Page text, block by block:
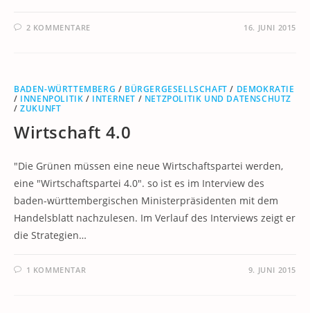
2 KOMMENTARE 16. JUNI 2015
BADEN-WÜRTTEMBERG / BÜRGERGESELLSCHAFT / DEMOKRATIE
/ INNENPOLITIK / INTERNET / NETZPOLITIK UND DATENSCHUTZ
/ZUKUNFT
Wirtschaft 4.0
"Die Grünen müssen eine neue Wirtschaftspartei werden,
eine "Wirtschaftspartei 4.0". so ist es im Interview des
baden-württembergischen Ministerpräsidenten mit dem
Handelsblatt nachzulesen. Im Verlauf des Interviews zeigt er
die Strategien…
1 KOMMENTAR 9. JUNI 2015